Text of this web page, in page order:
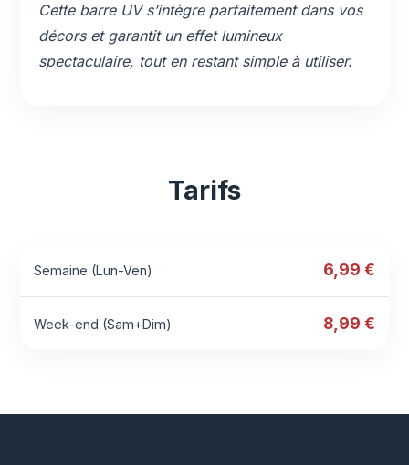
Cette barre UV s’intègre parfaitement dans vos
décors et garantit un effet lumineux
spectaculaire, tout en restant simple à utiliser.
Tarifs
Semaine (Lun-Ven) 6,99 €
Week-end (Sam+Dim) 8,99 €